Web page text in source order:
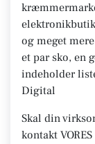
og meget
et par sko, en
indeholder
Digital
Skal din
kontakt